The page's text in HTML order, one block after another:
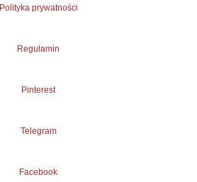
Polityka prywatności
Regulamin
Pinterest
Telegram
Facebook